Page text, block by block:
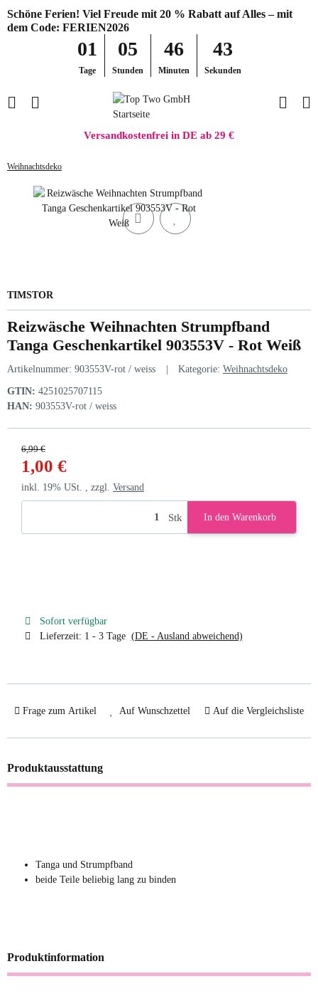
Schöne Ferien! Viel Freude mit 20 % Rabatt auf Alles – mit
dem Code: FERIEN2026
01
Tage
05
Stunden
46
Minuten
43
Sekunden
Versandkostenfrei in DE ab 29 €
Weihnachtsdeko
TIMSTOR
Reizwäsche Weihnachten Strumpfband
Tanga Geschenkartikel 903553V - Rot Weiß
Artikelnummer: 903553V-rot / weiss Kategorie: Weihnachtsdeko
GTIN: 4251025707115
HAN: 903553V-rot / weiss
6,99 €
1,00 €
inkl. 19% USt. , zzgl. Versand
Stk In den Warenkorb
Sofort verfügbar
Lieferzeit: 1 - 3 Tage (DE - Ausland abweichend)
Frage zum Artikel Auf Wunschzettel Auf die Vergleichsliste
Produktausstattung
Tanga und Strumpfband
beide Teile beliebig lang zu binden
Produktinformation